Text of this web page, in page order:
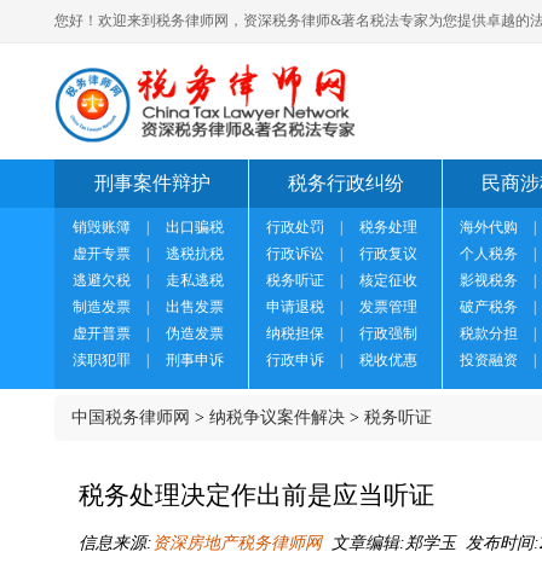
您好！欢迎来到税务律师网，资深税务律师&著名税法专家为您提供卓越的
刑事案件辩护
销毁账簿
出口骗税
虚开专票
逃税抗税
逃避欠税
走私逃税
制造发票
出售发票
虚开普票
伪造发票
渎职犯罪
刑事申诉
税务行政纠纷
行政处罚
税务处理
行政诉讼
行政复议
税务听证
核定征收
申请退税
发票管理
纳税担保
行政强制
行政申诉
税收优惠
民商
海外代购
个人税务
影视税务
破产税务
税款分担
投资融资
中国税务律师网 > 纳税争议案件解决 > 税务听证
税务处理决定作出前是应当听证
信息来源: 资深房地产税务律师网文章编辑:郑学玉 发布时间